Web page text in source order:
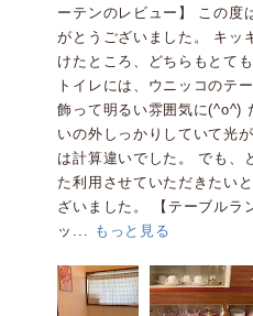
ーテンのレビュー】 この度
がとうございました。 キッ
けたところ、どちらもとて
トイレには、ウニッコのテ
飾って明るい雰囲気に(^o^)
いの外しっかりしていて光
は計算違いでした。 でも、
た利用させていただきたい
ざいました。 【テーブルラ
ッ... もっと見る